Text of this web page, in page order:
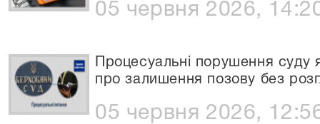
05 червня 2026,
Процесуальні порушення суду
про залишення позову без
05 червня 2026,